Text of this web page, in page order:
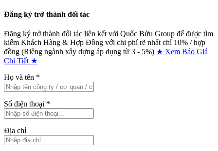
Đăng ký trở thành đối tác
Đăng ký trở thành đối tác liên kết với Quốc Bửu Group để được tìm
kiếm Khách Hàng & Hợp Đồng với chi phí rẽ nhất chỉ 10% / hợp
đồng (Riêng ngành xây dựng áp dụng từ 3 - 5%) ★ Xem Báo Giá
Chi Tiết ★
Họ và tên *
Số điện thoại *
Địa chỉ